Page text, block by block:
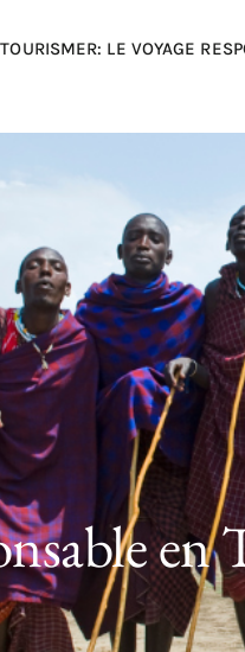
TOURISMER: LE VOYAGE
en